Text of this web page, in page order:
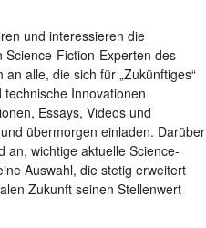
und interessieren die
Fiction-Experten des
alle, die sich für „Zukünftiges“
Innovationen
Essays, Videos und
übermorgen einladen. Darüber
an, wichtige aktuelle Science-
Auswahl, die stetig erweitert
Zukunft seinen Stellenwert